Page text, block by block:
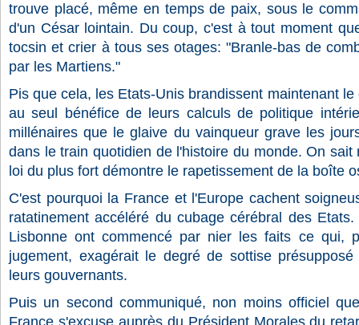
trouve placé, même en temps de paix, sous le
d'un César lointain. Du coup, c'est à tout moment
tocsin et crier à tous ses otages: "Branle-bas de
par les Martiens."
Pis que cela, les Etats-Unis brandissent maintenant
au seul bénéfice de leurs calculs de politique
millénaires que le glaive du vainqueur grave les
dans le train quotidien de l'histoire du monde. On
loi du plus fort démontre le rapetissement de la boîte
C'est pourquoi la France et l'Europe cachent
ratatinement accéléré du cubage cérébral des
Lisbonne ont commencé par nier les faits ce qui,
jugement, exagérait le degré de sottise
leurs gouvernants.
Puis un second communiqué, non moins officiel
France s'excuse auprès du Président Morales du